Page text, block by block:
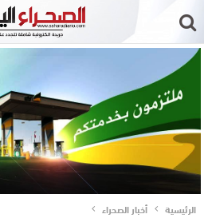
الرئيسية أخبار الصحراء